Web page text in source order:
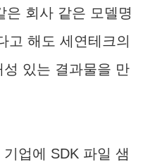
은 회사 같은 모델명
고 해도 세연테크의
있는 결과물을 만
업에 SDK 파일 샘